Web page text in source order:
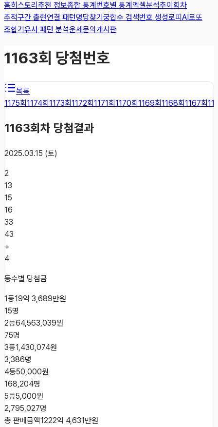
홈히스토리 추천 정보종합 통계번호별 통계엑셀분석추이 회차
추적구간 출현연결 패턴명당찾기궁합수 검색번호 생성로피AI로또
조합기유사 패턴 분석운세문의게시판
1163회 당첨번호
목록
1175회1174회1173회1172회1171회1170회1169회1168회1167회
1163회차 당첨결과
2025.03.15 (토)
2
13
15
16
33
43
+
4
등수별 당첨금
1등19억 3,689만원
15명
2등64,563,039원
75명
3등1,430,074원
3,386명
4등50,000원
168,204명
5등5,000원
2,795,027명
총 판매금액1222억 4,631만원